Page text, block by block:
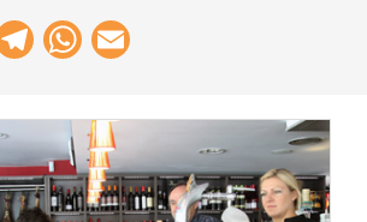
Telegram
WhatsApp